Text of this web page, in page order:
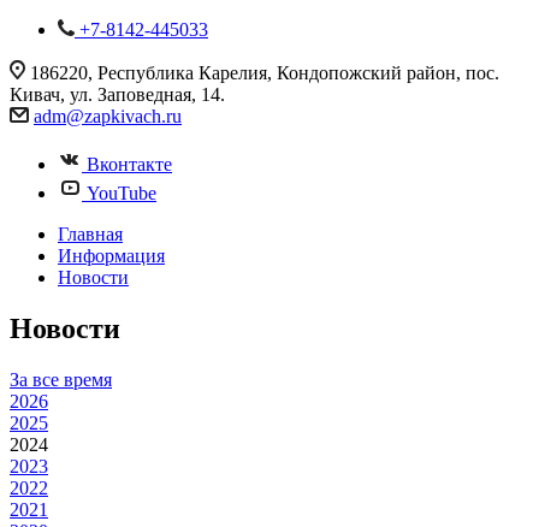
+7-8142-445033
186220, Республика Карелия, Кондопожский район, пос.
Кивач, ул. Заповедная, 14.
adm@zapkivach.ru
Вконтакте
YouTube
Главная
Информация
Новости
Новости
За все время
2026
2025
2024
2023
2022
2021